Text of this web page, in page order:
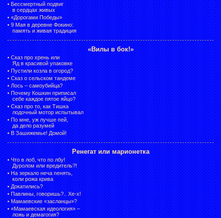
• Бессмертный подвиг
в сердцах живых
• «Дорогами Победы»
• 9 Мая в деревне Фокино:
память и живая традиция
«Вилы в бок!»
• Сказ про хрень или
Яд в красивой упаковке
• Пустили козла в огород?
• Сказ о сельском тандеме
• Лось – самоубийца?
• Почему Кошкин приписал
себе каждое пятое яйцо?
• Сказ про то, как Тишка
лодочный мотор испытывал
• По мне, уж лучше пей,
да дело разумей
• В Зашижемье! Домой!
Ренегат или марионетка
• Что в лоб, что по лбу!
Дуролом или вредитель?!
• На зеркало неча пенять,
коли рожа крива
• Докатились?
• Павлины, говоришь?.. Хе-х!
• Мамаевские «засланцы»?
• «Мамаевская идеология» –
ложь и демагогия?